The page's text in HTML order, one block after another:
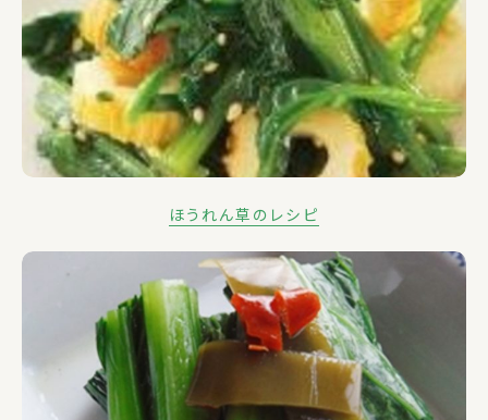
ほうれん草のレシピ